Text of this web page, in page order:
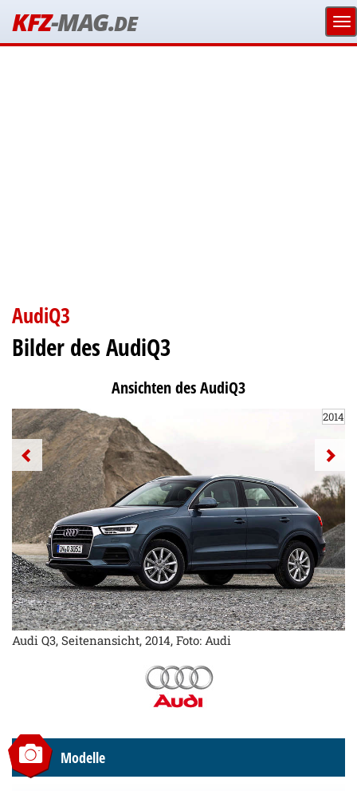
KFZ-MAG.DE
AudiQ3
Bilder des AudiQ3
Ansichten des AudiQ3
2014
Audi Q3, Seitenansicht, 2014, Foto: Audi
Modelle